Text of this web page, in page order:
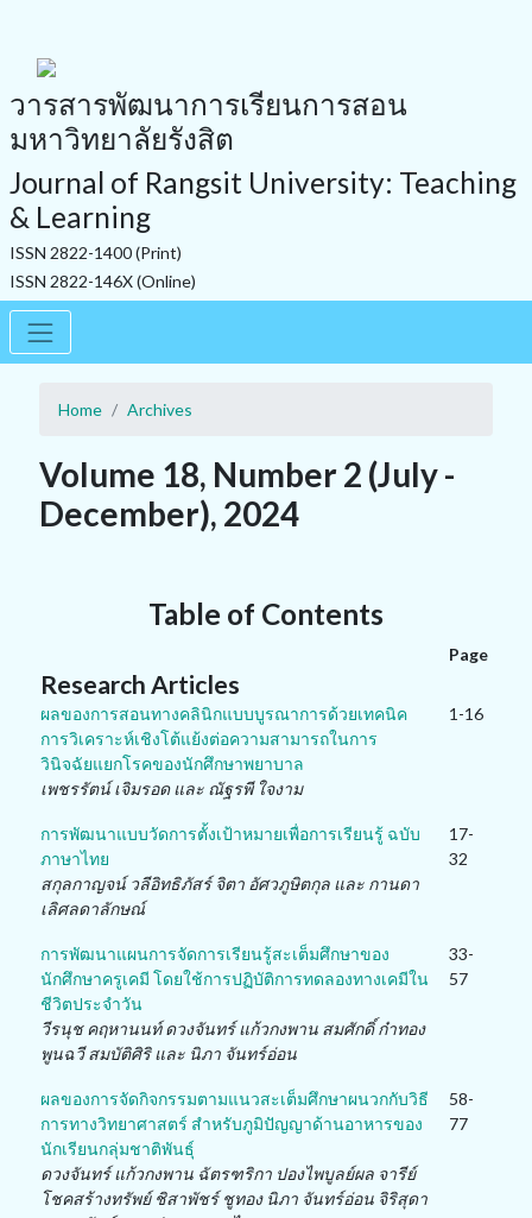
วารสารพัฒนาการเรียนการสอน
มหาวิทยาลัยรังสิต
Journal of Rangsit University: Teaching
& Learning
ISSN 2822-1400 (Print)
ISSN 2822-146X (Online)
Home Archives
Volume 18, Number 2 (July -
December), 2024
Table of Contents
Page
Research Articles
ผลของการสอนทางคลินิกแบบบูรณาการด้วยเทคนิค
การวิเคราะห์เชิงโต้แย้งต่อความสามารถในการ
วินิจฉัยแยกโรคของนักศึกษาพยาบาล
เพชรรัตน์ เจิมรอด และ ณัฐรพี ใจงาม
1-16
การพัฒนาแบบวัดการตั้งเป้าหมายเพื่อการเรียนรู้ ฉบับ
ภาษาไทย
สกุลกาญจน์ วลีอิทธิภัสร์ จิตา อัศวภูษิตกุล และ กานดา
เลิศลดาลักษณ์
17-
32
การพัฒนาแผนการจัดการเรียนรู้สะเต็มศึกษาของ
นักศึกษาครูเคมี โดยใช้การปฏิบัติการทดลองทางเคมีใน
ชีวิตประจำวัน
วีรนุช คฤหานนท์ ดวงจันทร์ แก้วกงพาน สมศักดิ์ ก๋าทอง
พูนฉวี สมบัติศิริ และ นิภา จันทร์อ่อน
33-
57
ผลของการจัดกิจกรรมตามแนวสะเต็มศึกษาผนวกกับวิธี
การทางวิทยาศาสตร์ สำหรับภูมิปัญญาด้านอาหารของ
นักเรียนกลุ่มชาติพันธุ์
ดวงจันทร์ แก้วกงพาน ฉัตรฑริกา ปองไพบูลย์ผล จารีย์
โชคสร้างทรัพย์ ชิสาพัชร์ ชูทอง นิภา จันทร์อ่อน จิริสุดา
58-
77